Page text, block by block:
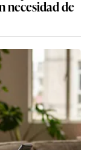
necesidad de